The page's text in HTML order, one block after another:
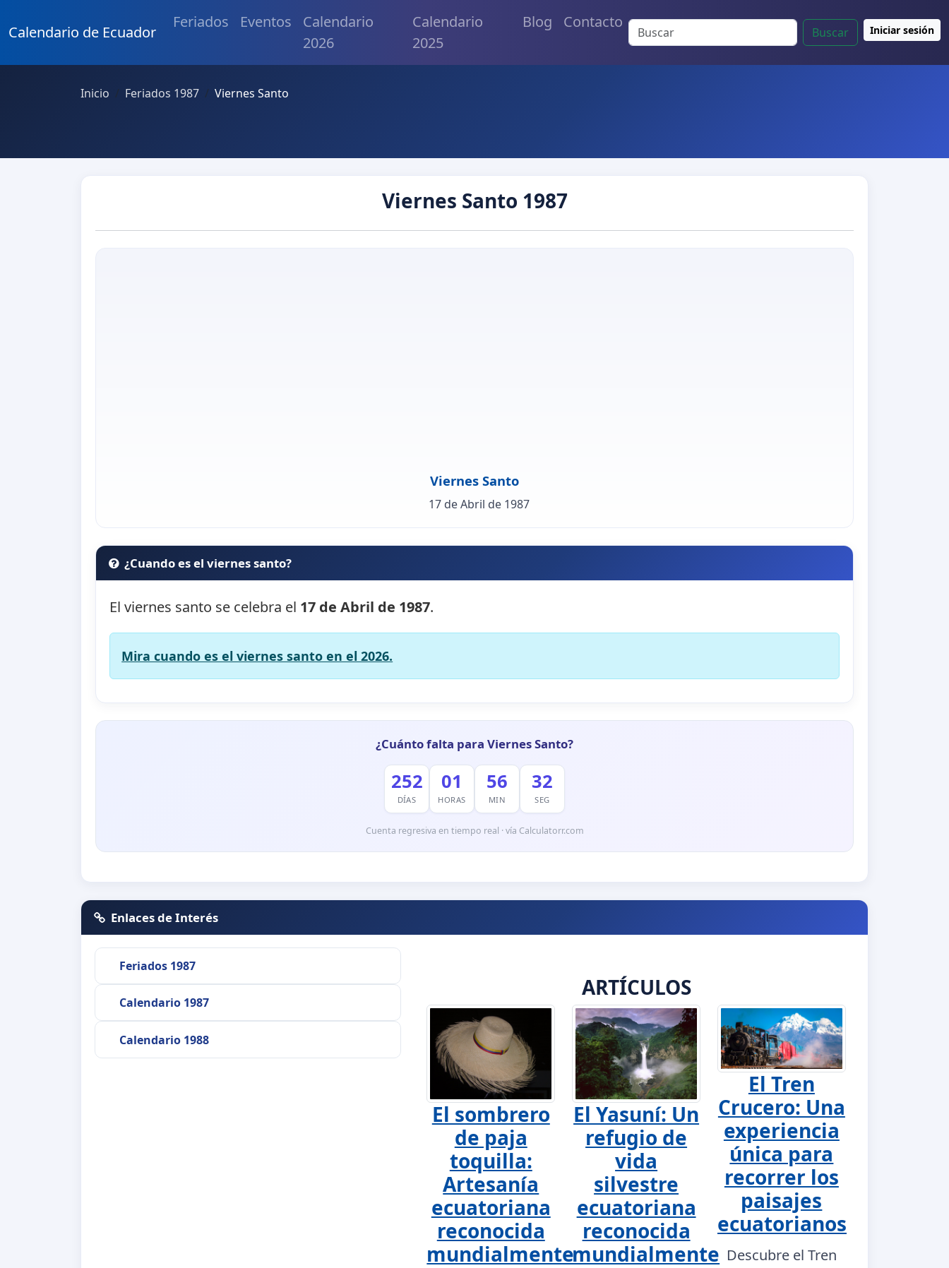
Calendario de Ecuador
Feriados Eventos
Calendario
2026
Calendario
2025
Blog Contacto
Buscar Iniciar sesión
Inicio Feriados 1987 Viernes Santo
Viernes Santo 1987
Viernes Santo
17 de Abril de 1987
¿Cuando es el viernes santo?
El viernes santo se celebra el 17 de Abril de 1987.
Mira cuando es el viernes santo en el 2026.
¿Cuánto falta para Viernes Santo?
252
DÍAS
01
HORAS
56
MIN
29
SEG
Cuenta regresiva en tiempo real · vía Calculatorr.com
Enlaces de Interés
Feriados 1987
Calendario 1987
Calendario 1988
ARTÍCULOS
El sombrero
de paja
toquilla:
Artesanía
ecuatoriana
reconocida
mundialmente
El Yasuní: Un
refugio de
vida
silvestre
ecuatoriana
reconocida
mundialmente
El Tren
Crucero: Una
experiencia
única para
recorrer los
paisajes
ecuatorianos
Descubre el Tren